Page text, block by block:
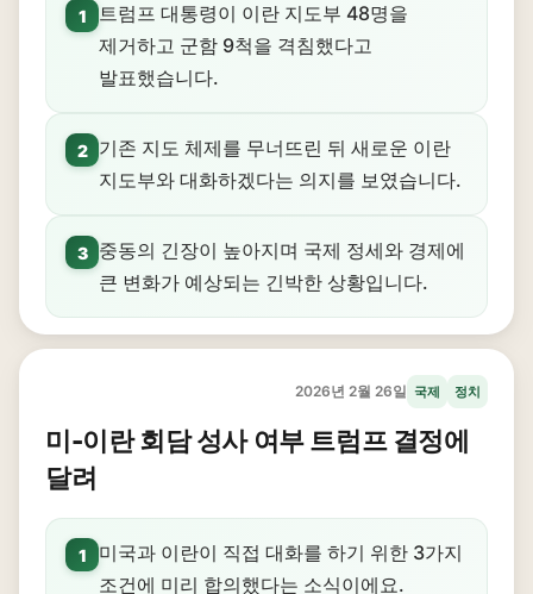
1
트럼프 대통령이 이란 지도부 48명을
제거하고 군함 9척을 격침했다고
발표했습니다.
2
기존 지도 체제를 무너뜨린 뒤 새로운 이란
지도부와 대화하겠다는 의지를 보였습니다.
3
중동의 긴장이 높아지며 국제 정세와 경제에
큰 변화가 예상되는 긴박한 상황입니다.
2026년 2월 26일 국제 정치
미-이란 회담 성사 여부 트럼프 결정에
달려
1
미국과 이란이 직접 대화를 하기 위한 3가지
조건에 미리 합의했다는 소식이에요.